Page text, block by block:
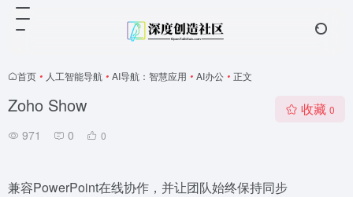
首页 • 人工智能导航 • AI导航：智慧应用 • AI办公 • 正文
Zoho Show
971 0 0
收藏 0
兼容PowerPoint在线协作，并让团队始终保持同步